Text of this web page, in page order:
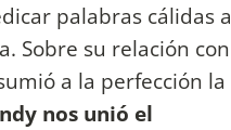
palabras cálidas a
Sobre su relación con
a la perfección la
nos unió el